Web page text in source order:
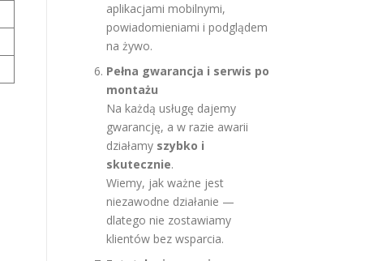
aplikacjami mobilnymi,
powiadomieniami i podglądem
na żywo.
Pełna gwarancja i serwis po
montażu
Na każdą usługę dajemy
gwarancję, a w razie awarii
działamy szybko i
skutecznie.
Wiemy, jak ważne jest
niezawodne działanie —
dlatego nie zostawiamy
klientów bez wsparcia.